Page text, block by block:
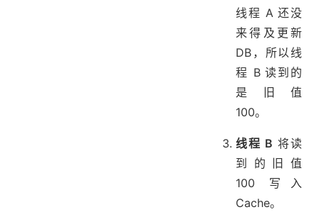
线程 A 还没
来得及更新
DB，所以线
程 B 读到的
是旧值
100。
线程 B 将读
到的旧值
100 写入
Cache。